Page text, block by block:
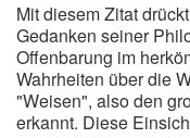
Mit diesem Zitat
Gedanken seiner
Offenbarung im
Wahrheiten über die
"Weisen", also den
erkannt. Diese